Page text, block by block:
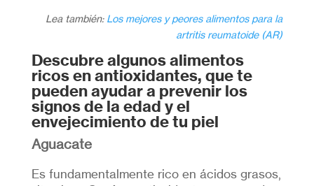
Lea también: Los mejores y peores alimentos para la
artritis reumatoide (AR)
Descubre algunos alimentos
ricos en antioxidantes, que te
pueden ayudar a prevenir los
signos de la edad y el
envejecimiento de tu piel
Aguacate
Es fundamentalmente rico en ácidos grasos,